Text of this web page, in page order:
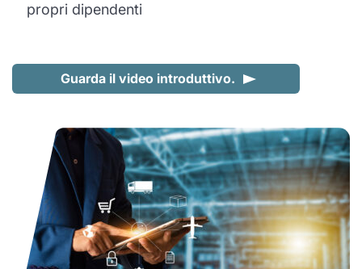
propri dipendenti
Guarda il video introduttivo.